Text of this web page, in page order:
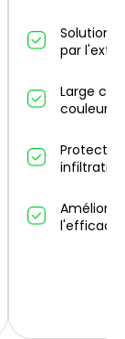
Solution
par
Large
couleurs